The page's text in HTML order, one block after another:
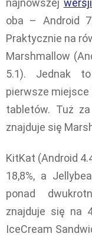
najnowszej
oba – Android
Praktycznie na
Marshmallow
5.1). Jednak
pierwsze miejsce
tabletów. Tuż
znajduje się
KitKat (Android
18,8%, a
ponad
znajduje się na
IceCream